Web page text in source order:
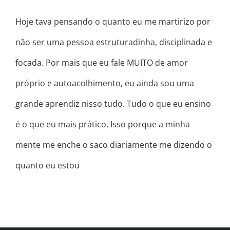
Hoje tava pensando o quanto eu me martirizo por
não ser uma pessoa estruturadinha, disciplinada e
focada. Por mais que eu fale MUITO de amor
próprio e autoacolhimento, eu ainda sou uma
grande aprendiz nisso tudo. Tudo o que eu ensino
é o que eu mais prático. Isso porque a minha
mente me enche o saco diariamente me dizendo o
quanto eu estou